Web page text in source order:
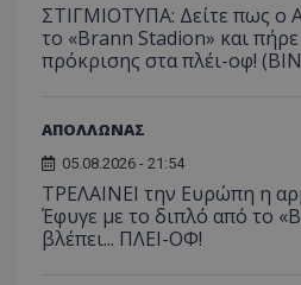
ΣΤΙΓΜΙΟΤΥΠΑ: Δείτε πως ο
το «Brann Stadion» και
πρόκρισης στα πλέι-οφ!
ΑΠΟΛΛΩΝΑΣ
05.08.2026 - 21:54
ΤΡΕΛΑΙΝΕΙ την Ευρώπη η
Έφυγε με το διπλό από το
βλέπει... ΠΛΕΙ-ΟΦ!